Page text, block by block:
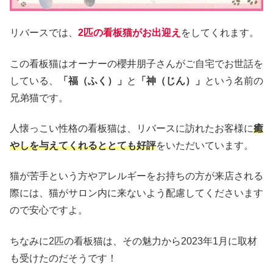
リバースでは、 2匹の看板猫がお出迎え をしてくれます。
この看板猫はオーナーの櫻井朋子さんがご自宅でお世話を
している、
「福（ふく）」 と 「神（じん）」
という名前の
兄弟猫です。
人懐っこい性格の看板猫は、リバースに訪れたお客様に癒
やしを与えてくれるととても好評をいただいています。
猫が苦手という方やアレルギーをお持ちの方が来店される
際には、猫がサロン内に来ないよう配慮してくださいます
ので安心ですよ。
ちなみに2匹の看板猫は、その魅力から2023年1月に取材
も受けたのだそうです！